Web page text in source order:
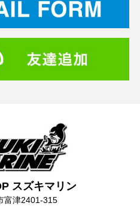
スズキマリン
富津2401-315